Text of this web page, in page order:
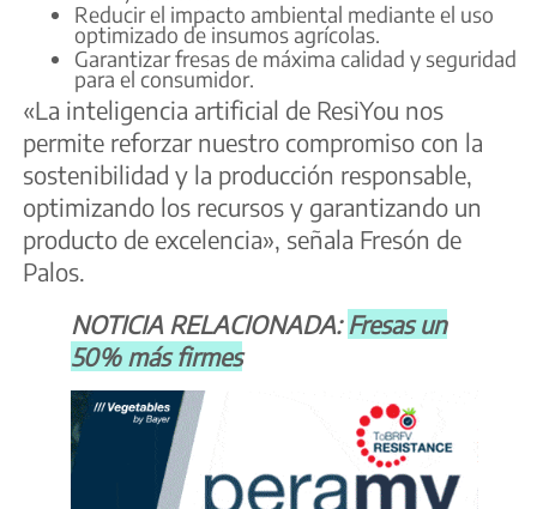
Reducir el impacto ambiental mediante el uso
optimizado de insumos agrícolas.
Garantizar fresas de máxima calidad y seguridad
para el consumidor.
«La inteligencia artificial de ResiYou nos
permite reforzar nuestro compromiso con la
sostenibilidad y la producción responsable,
optimizando los recursos y garantizando un
producto de excelencia», señala Fresón de
Palos.
NOTICIA RELACIONADA: Fresas un
50% más firmes